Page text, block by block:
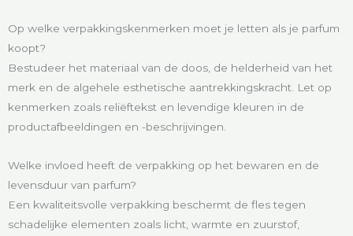
Op welke verpakkingskenmerken moet je letten als je parfum
koopt?
Bestudeer het materiaal van de doos, de helderheid van het
merk en de algehele esthetische aantrekkingskracht. Let op
kenmerken zoals reliëftekst en levendige kleuren in de
productafbeeldingen en -beschrijvingen.
Welke invloed heeft de verpakking op het bewaren en de
levensduur van parfum?
Een kwaliteitsvolle verpakking beschermt de fles tegen
schadelijke elementen zoals licht, warmte en zuurstof,